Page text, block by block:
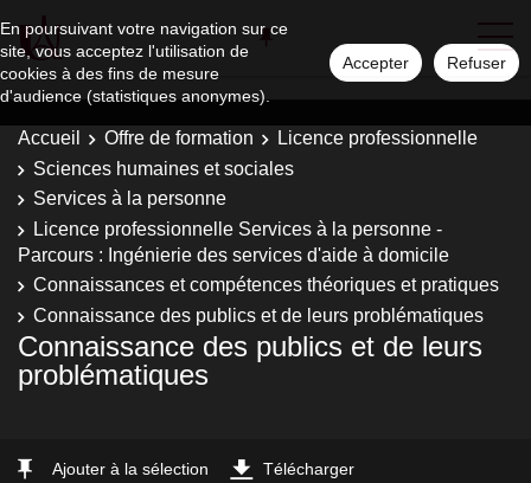
En poursuivant votre navigation sur ce
site, vous acceptez l'utilisation de
cookies à des fins de mesure
d'audience (statistiques anonymes).
Accepter Refuser
Accueil Offre de formation
Licence professionnelle
Sciences humaines et sociales
Services à la personne
Licence professionnelle Services à la personne -
Parcours : Ingénierie des services d'aide à domicile
Connaissances et compétences théoriques et pratiques
Connaissance des publics et de leurs problématiques
Connaissance des publics et de leurs
problématiques
Ajouter à la sélection Télécharger